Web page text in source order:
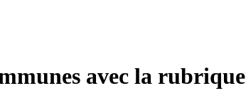
avec la rubrique